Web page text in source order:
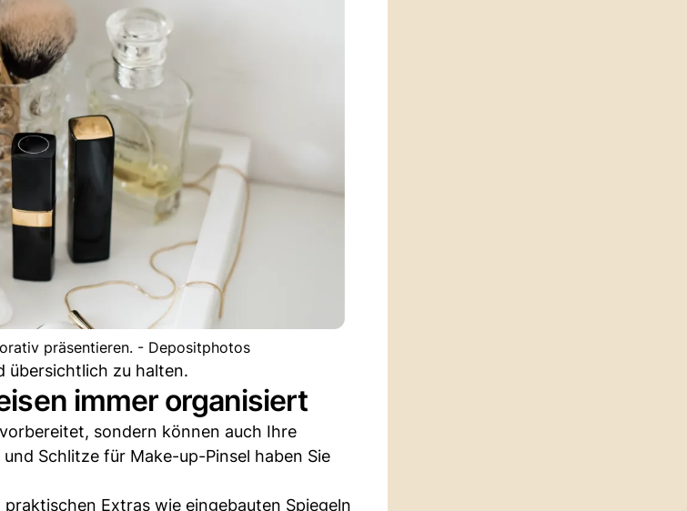
präsentieren. - Depositphotos
übersichtlich zu halten.
immer organisiert
sondern können auch Ihre
Schlitze für Make-up-Pinsel haben Sie
Extras wie eingebauten Spiegeln